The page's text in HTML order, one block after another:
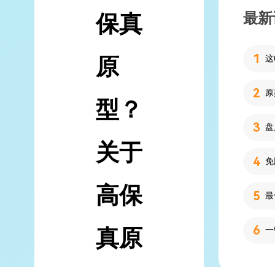
保真
原
型？
关于
高保
真原
最